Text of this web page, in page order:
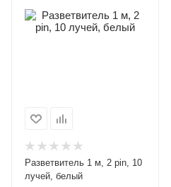
Разветвитель 1 м, 2 pin, 10
лучей, белый